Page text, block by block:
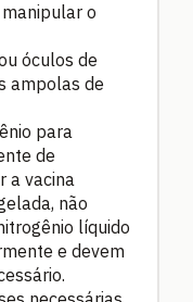
o
óculos de
ampolas de
para
de
a vacina
não
líquido
e devem